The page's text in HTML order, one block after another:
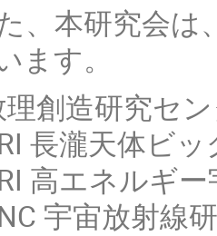
、本研究会
ます。
創造研究セ
長瀧天体ビッ
高エネルギ
宇宙放射線